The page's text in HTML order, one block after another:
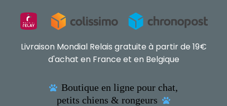
Livraison Mondial Relais gratuite à partir de 19€
d'achat en France et en Belgique
 Boutique en ligne pour chat,
petits chiens & rongeurs
